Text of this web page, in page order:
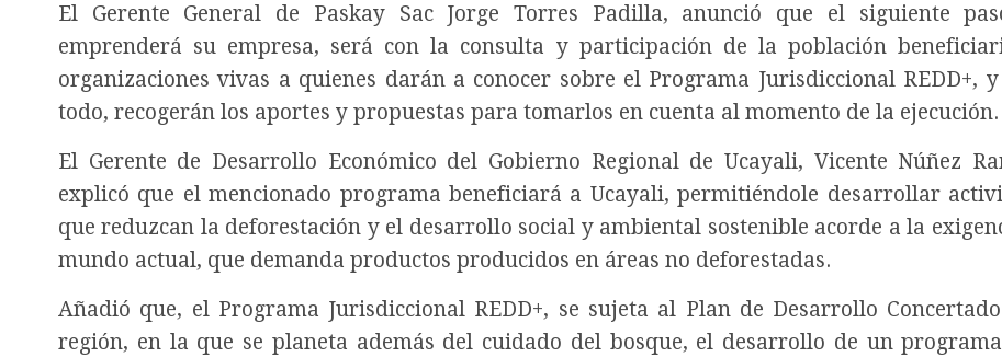
El Gerente General de Paskay Sac Jorge Torres Padilla, anunció que el siguiente
emprenderá su empresa, será con la consulta y participación de la población
organizaciones vivas a quienes darán a conocer sobre el Programa Jurisdiccional REDD+,
todo, recogerán los aportes y propuestas para tomarlos en cuenta al momento de la ejecución.
El Gerente de Desarrollo Económico del Gobierno Regional de Ucayali, Vicente Núñez
explicó que el mencionado programa beneficiará a Ucayali, permitiéndole desarrollar
que reduzcan la deforestación y el desarrollo social y ambiental sostenible acorde a la
mundo actual, que demanda productos producidos en áreas no deforestadas.
Añadió que, el Programa Jurisdiccional REDD+, se sujeta al Plan de Desarrollo
región, en la que se planeta además del cuidado del bosque, el desarrollo de un